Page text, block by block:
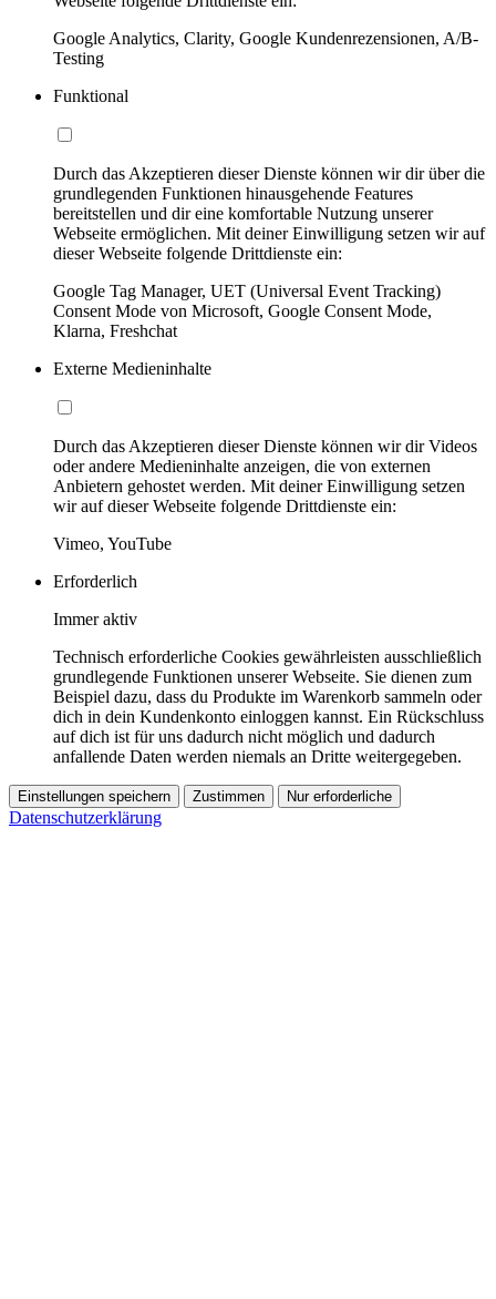
Google Analytics, Clarity, Google Kundenrezensionen, A/B-
Testing
Funktional
Durch das Akzeptieren dieser Dienste können wir dir über die
grundlegenden Funktionen hinausgehende Features
bereitstellen und dir eine komfortable Nutzung unserer
Webseite ermöglichen. Mit deiner Einwilligung setzen wir auf
dieser Webseite folgende Drittdienste ein:
Google Tag Manager, UET (Universal Event Tracking)
Consent Mode von Microsoft, Google Consent Mode,
Klarna, Freshchat
Externe Medieninhalte
Durch das Akzeptieren dieser Dienste können wir dir Videos
oder andere Medieninhalte anzeigen, die von externen
Anbietern gehostet werden. Mit deiner Einwilligung setzen
wir auf dieser Webseite folgende Drittdienste ein:
Vimeo, YouTube
Erforderlich
Immer aktiv
Technisch erforderliche Cookies gewährleisten ausschließlich
grundlegende Funktionen unserer Webseite. Sie dienen zum
Beispiel dazu, dass du Produkte im Warenkorb sammeln oder
dich in dein Kundenkonto einloggen kannst. Ein Rückschluss
auf dich ist für uns dadurch nicht möglich und dadurch
anfallende Daten werden niemals an Dritte weitergegeben.
Einstellungen speichern Zustimmen Nur erforderliche
Datenschutzerklärung